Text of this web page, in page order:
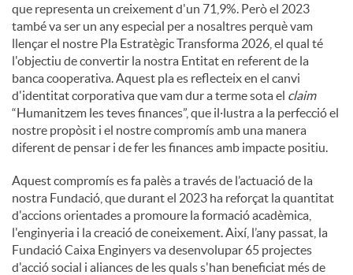
que representa un creixement d'un 71,9%. Però el 2023
també va ser un any especial per a nosaltres perquè vam
llençar el nostre Pla Estratègic Transforma 2026, el qual té
l'objectiu de convertir la nostra Entitat en referent de la
banca cooperativa. Aquest pla es reflecteix en el canvi
d'identitat corporativa que vam dur a terme sota el claim
“Humanitzem les teves finances”, que il·lustra a la perfecció el
nostre propòsit i el nostre compromís amb una manera
diferent de pensar i de fer les finances amb impacte positiu.
Aquest compromís es fa palès a través de l’actuació de la
nostra Fundació, que durant el 2023 ha reforçat la quantitat
d'accions orientades a promoure la formació acadèmica,
l'enginyeria i la creació de coneixement. Així, l’any passat, la
Fundació Caixa Enginyers va desenvolupar 65 projectes
d'acció social i aliances de les quals s'han beneficiat més de